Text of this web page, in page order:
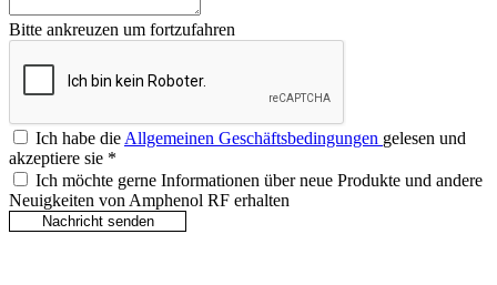
Bitte ankreuzen um fortzufahren
Ich habe die Allgemeinen Geschäftsbedingungen gelesen und
akzeptiere sie *
Ich möchte gerne Informationen über neue Produkte und andere
Neuigkeiten von Amphenol RF erhalten